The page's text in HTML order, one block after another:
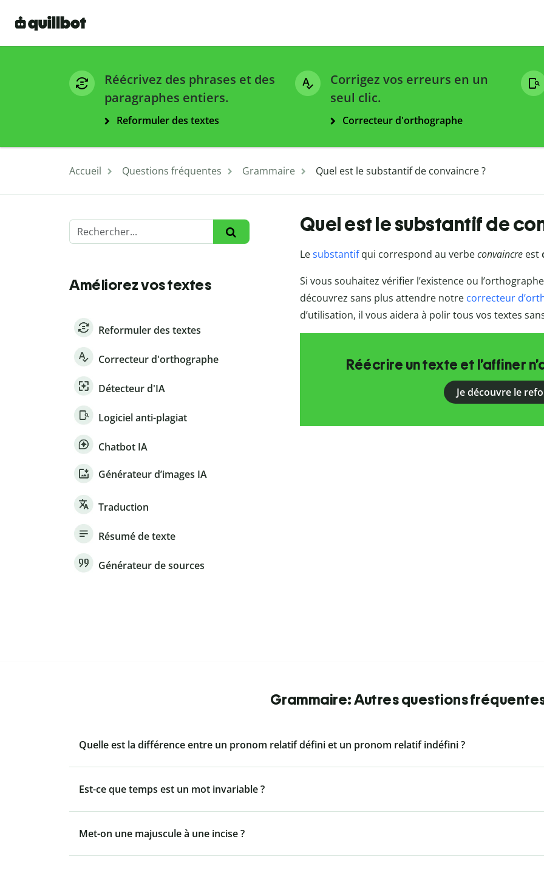
Réécrivez des phrases et des
paragraphes entiers.
Reformuler des textes
Corrigez vos erreurs en un
seul clic.
Correcteur d'orthographe
Accueil Questions fréquentes Grammaire Quel est le substantif de convaincre ?
Améliorez vos textes
Reformuler des textes
Correcteur d'orthographe
Détecteur d'IA
Logiciel anti-plagiat
Chatbot IA
Générateur d’images IA
Traduction
Résumé de texte
Générateur de sources
Quel est le substantif de
Lesubstantifqui correspond au verbeconvaincreest
Si vous souhaitez vérifier l’existence ou
découvrez sans plus attendre notre correcteur
d’utilisation, il vous aidera à polir tous vos textes
Réécrire un texte et l’affiner
Je découvre le
Grammaire: Autres questions
Quelle est la différence entre un pronom relatif défini et un pronom relatif indéfini ?
Est-ce que temps est un mot invariable ?
Met-on une majuscule à une incise ?